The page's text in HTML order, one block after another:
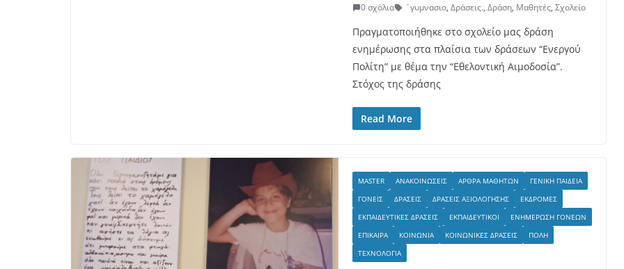
0 σχόλια
΄γυμνασιο, Δράσεις., Δράση, Μαθητές, Σχολείο
Πραγματοποιήθηκε στο σχολείο μας δράση
ενημέρωσης στα πλαίσια των δράσεων “Ενεργού
Πολίτη” με θέμα την “Εθελοντική Αιμοδοσία”.
Στόχος της δράσης
Read More
MASTER ΑΝΑΚΟΙΝΏΣΕΙΣ ΆΡΘΡΑ ΜΑΘΗΤΏΝ
ΓΕΝΙΚΉ ΠΑΙΔΕΊΑ
ΓΟΝΕΊΣ
ΔΡΆΣΕΙΣ ΔΡΆΣΕΙΣ ΑΞΙΟΛΌΓΗΣΗΣ
ΕΚΔΡΟΜΈΣ
ΕΚΠΑΙΔΕΥΤΙΚΈΣ ΔΡΆΣΕΙΣ
ΕΚΠΑΙΔΕΥΤΙΚΟΊ
ΕΝΗΜΈΡΩΣΗ ΓΟΝΈΩΝ
ΕΠΊΚΑΙΡΑ
ΚΟΙΝΩΝΊΑ ΚΟΙΝΩΝΙΚΈΣ ΔΡΆΣΕΙΣ
ΠΌΛΗ
ΤΕΧΝΟΛΟΓΊΑ